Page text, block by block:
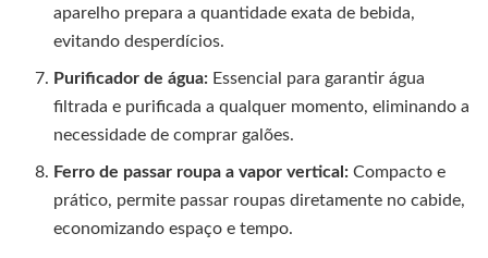
aparelho prepara a quantidade exata de bebida,
evitando desperdícios.
Purificador de água: Essencial para garantir água
filtrada e purificada a qualquer momento, eliminando a
necessidade de comprar galões.
Ferro de passar roupa a vapor vertical: Compacto e
prático, permite passar roupas diretamente no cabide,
economizando espaço e tempo.